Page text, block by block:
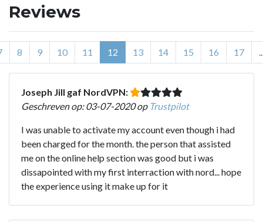
Reviews
8 9 10 11 12 13 14 15 16 17
Joseph Jill gaf NordVPN:
Geschreven op: 03-07-2020 op Trustpilot
I was unable to activate my account even though i had
been charged for the month. the person that assisted
me on the online help section was good but i was
dissapointed with my first interraction with nord... hope
the experience using it make up for it